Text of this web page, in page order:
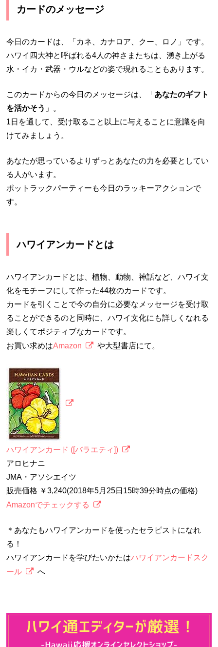
カードのメッセージ
今日のカードは、「カネ、カナロア、クー、ロノ」です。
ハワイ四大神と呼ばれる4人の神さまたちは、湧き上がる
水・イカ・武器・ウルなどの姿で現れることもあります。
このカードからの今日のメッセージは、「 あなたのギフト
を活かそう 」。
1日を通して、受け取ること以上に与えることに意識を向
けてみましょう。
あなたが思っているよりずっとあなたの力を必要としてい
る人がいます。
ポットラックパーティーも今日のラッキーアクションで
す。
ハワイアンカードとは
ハワイアンカードとは、植物、動物、神話など、ハワイ文
化をモチーフにして作った44枚のカードです。
カードを引くことで今の自分に必要なメッセージを受け取
ることができるのと同時に、ハワイ文化にも詳しくなれる
楽しくてポジティブなカードです。
お買い求めはAmazon や大型書店にて。
ハワイアンカード ([バラエティ])
アロヒナニ
JMA・アソシエイツ
販売価格 ￥3,240(2018年5月25日15時39分時点の価格)
Amazonでチェックする
＊あなたもハワイアンカードを使ったセラピストになれ
る！
ハワイアンカードを学びたいかたはハワイアンカードスク
ール
へ